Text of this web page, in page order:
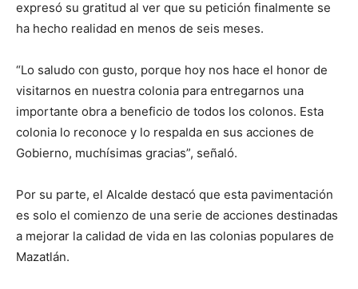
expresó su gratitud al ver que su petición finalmente se
ha hecho realidad en menos de seis meses.
“Lo saludo con gusto, porque hoy nos hace el honor de
visitarnos en nuestra colonia para entregarnos una
importante obra a beneficio de todos los colonos. Esta
colonia lo reconoce y lo respalda en sus acciones de
Gobierno, muchísimas gracias”, señaló.
Por su parte, el Alcalde destacó que esta pavimentación
es solo el comienzo de una serie de acciones destinadas
a mejorar la calidad de vida en las colonias populares de
Mazatlán.